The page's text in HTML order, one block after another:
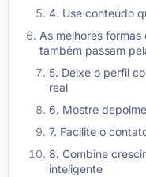
4. Use conteúdo
As melhores
também passam
5. Deixe o perfil
real
6. Mostre
7. Facilite o
8. Combine
inteligente